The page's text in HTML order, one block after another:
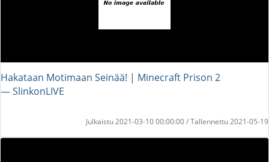
Hakataan Motimaan Seinää! | Minecraft Prison 2
― SlinkonLIVE
Julkaistu 2021-03-10 00:00:00 / Tallennettu 2021-05-19